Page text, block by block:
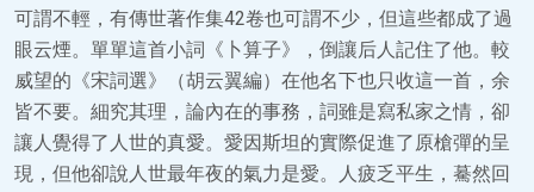
可謂不輕，有傳世著作集42卷也可謂不少，但這些都成了過
眼云煙。單單這首小詞《卜算子》，倒讓后人記住了他。較
威望的《宋詞選》（胡云翼編）在他名下也只收這一首，余
皆不要。細究其理，論內在的事務，詞雖是寫私家之情，卻
讓人覺得了人世的真愛。愛因斯坦的實際促進了原槍彈的呈
現，但他卻說人世最年夜的氣力是愛。人疲乏平生，驀然回